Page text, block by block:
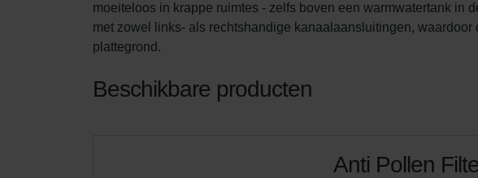
moeiteloos in krappe ruimtes - zelfs boven een warmwatertank in
met zowel links- als rechtshandige kanaalaansluitingen,
plattegrond.
Beschikbare producten
Anti Pollen